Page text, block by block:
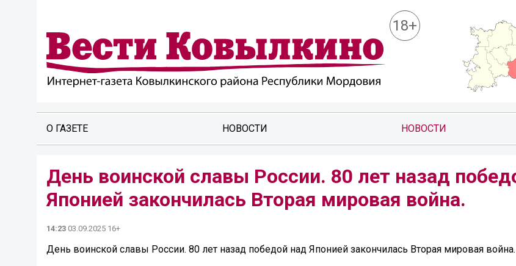
18+
О ГАЗЕТЕ НОВОСТИ НОВОСТИ
День воинской славы России. 80 лет назад
Японией закончилась Вторая мировая война.
14:23 03.09.2025 16+
День воинской славы России. 80 лет назад победой над Японией закончилась Вторая мировая война.